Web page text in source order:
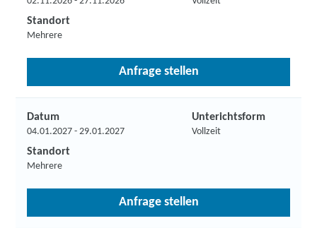
Standort
Mehrere
Anfrage stellen
Datum
04.01.2027 - 29.01.2027
Unterichtsform
Vollzeit
Standort
Mehrere
Anfrage stellen